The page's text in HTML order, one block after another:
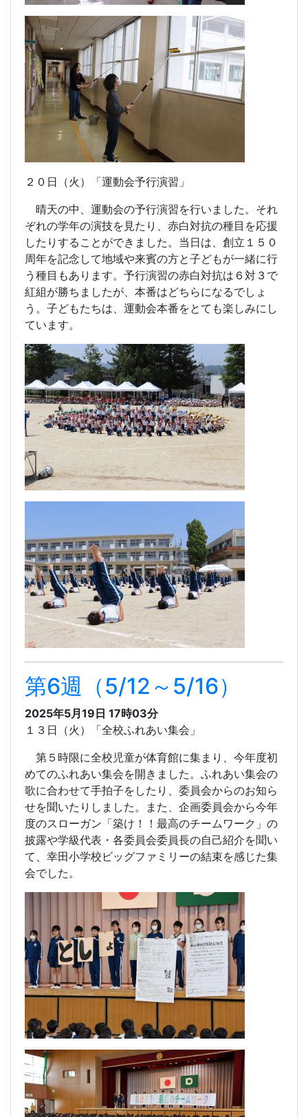
２０日（火）「運動会予行演習」
晴天の中、運動会の予行演習を行いました。それ
ぞれの学年の演技を見たり、赤白対抗の種目を応援
したりすることができました。当日は、創立１５０
周年を記念して地域や来賓の方と子どもが一緒に行
う種目もあります。予行演習の赤白対抗は６対３で
紅組が勝ちましたが、本番はどちらになるでしょ
う。子どもたちは、運動会本番をとても楽しみにし
ています。
第6週（5/12～5/16）
2025年5月19日 17時03分
１３日（火）「全校ふれあい集会」
第５時限に全校児童が体育館に集まり、今年度初
めてのふれあい集会を開きました。ふれあい集会の
歌に合わせて手拍子をしたり、委員会からのお知ら
せを聞いたりしました。また、企画委員会から今年
度のスローガン「築け！！最高のチームワーク」の
披露や学級代表・各委員会委員長の自己紹介を聞い
て、幸田小学校ビッグファミリーの結束を感じた集
会でした。